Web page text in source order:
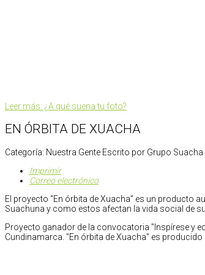
Leer más: ¿A qué suena tu foto?
EN ÓRBITA DE XUACHA
Categoría: Nuestra Gente Escrito por Grupo Suacha
Imprimir
Correo electrónico
El proyecto “En órbita de Xuacha” es un producto
Suachuna y como estos afectan la vida social de
Proyecto ganador de la convocatoria "Inspírese y
Cundinamarca. "En órbita de Xuacha" es